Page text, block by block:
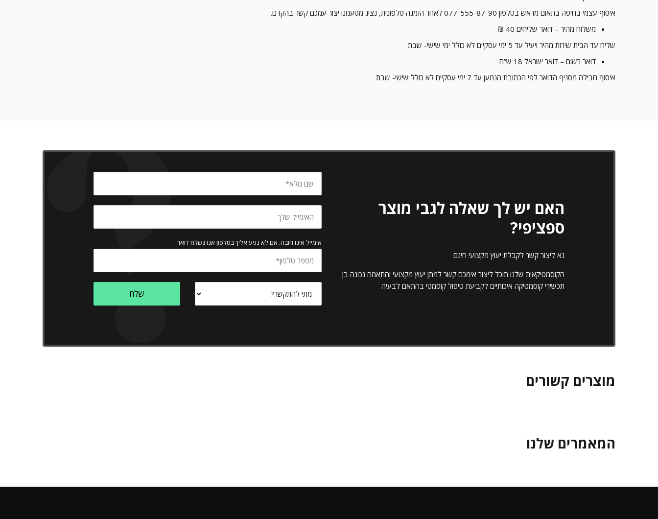
איסוף עצמי בחיפה בתאום מראש בטלפון 077-555-87-90 לאחר הזמנה טלפונית, נציג מטעמנו יצור עמכם קשר בהקדם.
משלוח מהיר – דואר שליחים 40 ₪
שליח עד הבית שירות מהיר ויעיל עד 5 ימי עסקיים לא כולל ימי שישי- שבת
דואר רשום – דואר ישראל 18 ש”ח
איסוף חבילה מסניף הדואר לפי הכתובת הנמען עד 7 ימי עסקיים לא כולל שישי- שבת
האם יש לך שאלה לגבי מוצר
ספציפי?
נא ליצור קשר לקבלת יעוץ מקצועי חינם
הקוסמטיקאית שלנו תוכל ליצור אימכם קשר למתן יעוץ מקצועי והתאמה נכונה בן
תכשירי קוסמטיקה איכותיים לקביעת טיפול קוסמטי בהתאם לבעיה
אימייל אינו חובה. אם לא נגיע אליך בטלפון אנו נשלח דואר
מוצרים קשורים
המאמרים שלנו